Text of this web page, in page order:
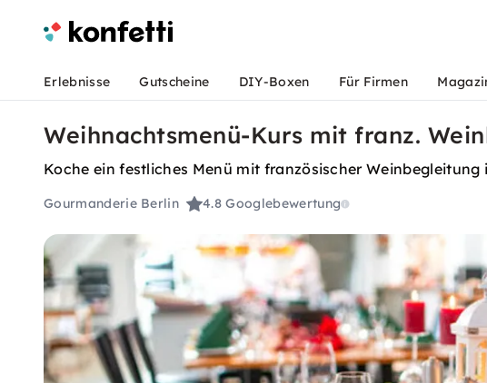
Erlebnisse Gutscheine DIY-Boxen Für Firmen
Weihnachtsmenü-Kurs mit franz.
Koche ein festliches Menü mit französischer Weinbegleitung
Gourmanderie Berlin 4.8Googlebewertung